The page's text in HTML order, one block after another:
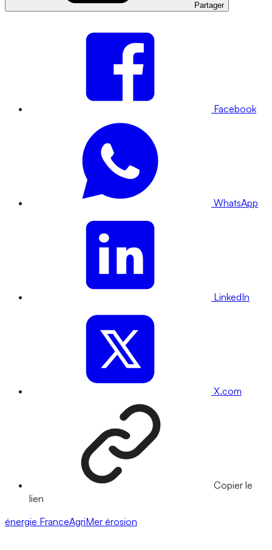
Partager
Facebook
WhatsApp
LinkedIn
X.com
Copier le
lien
énergie FranceAgriMer érosion